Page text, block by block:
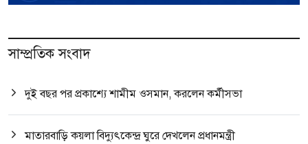
সাম্প্রতিক সংবাদ
দুই বছর পর প্রকাশ্যে শামীম ওসমান, করলেন কর্মীসভা
মাতারবাড়ি কয়লা বিদ্যুৎকেন্দ্র ঘুরে দেখলেন প্রধানমন্ত্রী